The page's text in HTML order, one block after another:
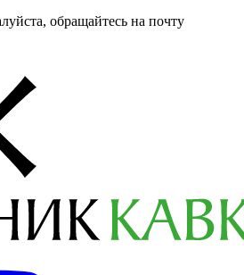
обращайтесь на почту